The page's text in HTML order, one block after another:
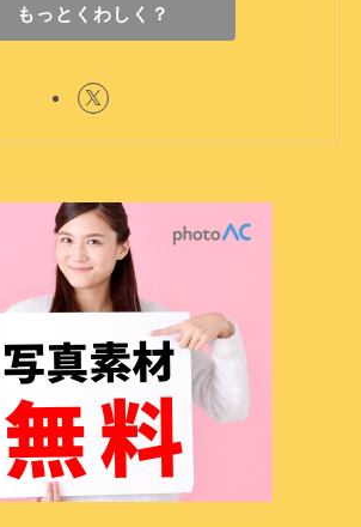
もっとくわしく？